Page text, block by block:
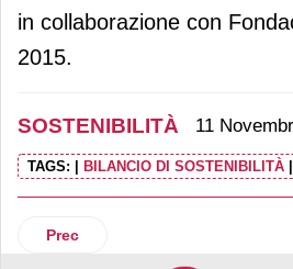
in collaborazione con
2015.
SOSTENIBILITÀ 11
TAGS: | BILANCIO DI SOSTENIBILITÀ |
Articolo precedente: “Sport
Prec